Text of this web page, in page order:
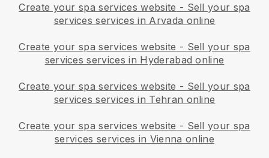
Create your spa services website - Sell your spa
services services in Arvada online
Create your spa services website - Sell your spa
services services in Hyderabad online
Create your spa services website - Sell your spa
services services in Tehran online
Create your spa services website - Sell your spa
services services in Vienna online